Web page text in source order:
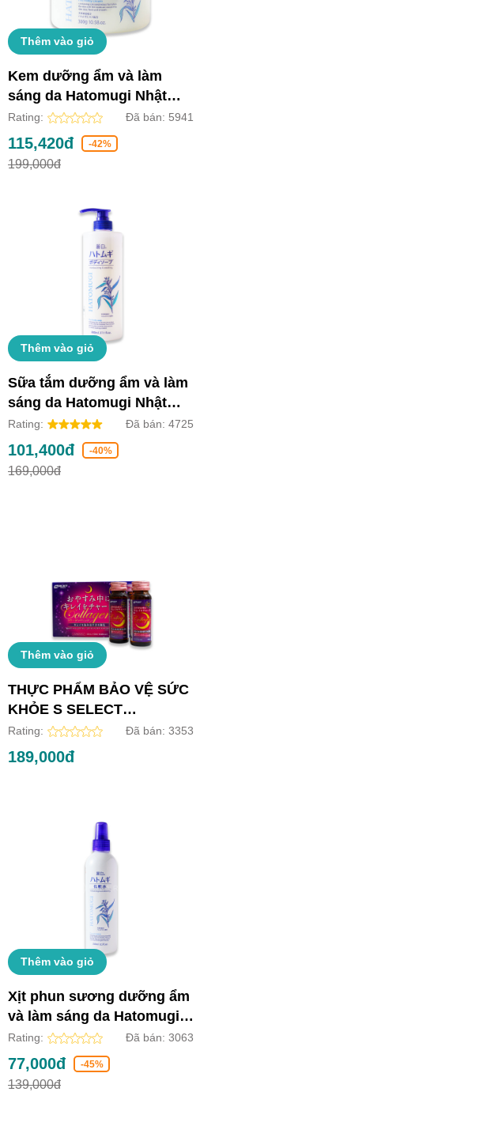
Thêm vào giỏ
Kem dưỡng ẩm và làm
sáng da Hatomugi Nhật
Bản (Lọ 300g)
Rating: Đã bán: 5941
115,420đ -42%
199,000đ
Thêm vào giỏ
Sữa tắm dưỡng ẩm và làm
sáng da Hatomugi Nhật
Bản (Chai 800ml)
Rating: Đã bán: 4725
101,400đ -40%
169,000đ
Thêm vào giỏ
THỰC PHẨM BẢO VỆ SỨC
KHỎE S SELECT
COLLAGEN DRINK (HỘP
10 LỌ)
Rating: Đã bán: 3353
189,000đ
Thêm vào giỏ
Xịt phun sương dưỡng ẩm
và làm sáng da Hatomugi
Nhật Bản (Chai 250ml)
Rating: Đã bán: 3063
77,000đ -45%
139,000đ